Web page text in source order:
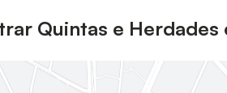
Quintas e Herdades